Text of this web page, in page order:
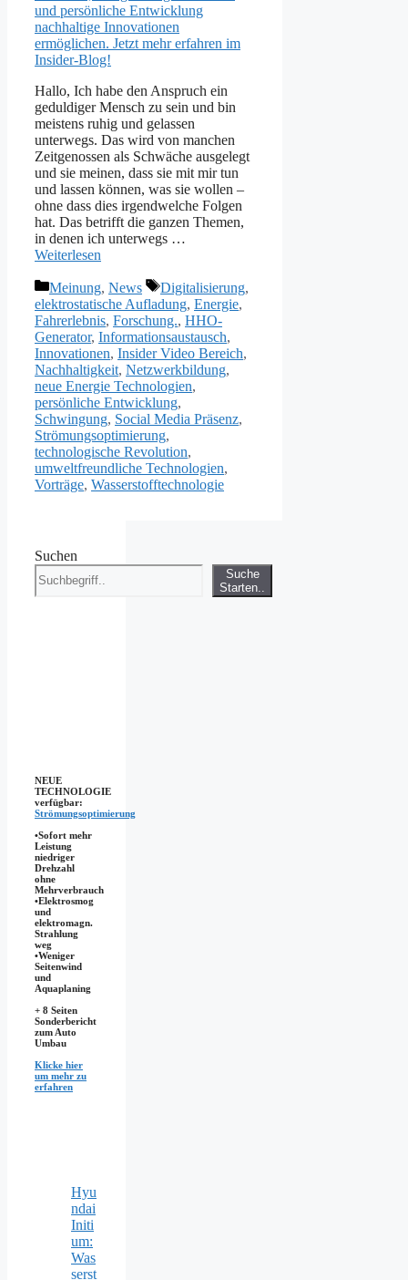
Hallo, Ich habe den Anspruch ein
geduldiger Mensch zu sein und bin
meistens ruhig und gelassen
unterwegs. Das wird von manchen
Zeitgenossen als Schwäche ausgelegt
und sie meinen, dass sie mit mir tun
und lassen können, was sie wollen –
ohne dass dies irgendwelche Folgen
hat. Das betrifft die ganzen Themen,
in denen ich unterwegs …
Weiterlesen
Kategorien
Meinung, News Schlagwörter
Digitalisierung,
elektrostatische Aufladung, Energie,
Fahrerlebnis, Forschung., HHO-
Generator, Informationsaustausch,
Innovationen, Insider Video Bereich,
Nachhaltigkeit, Netzwerkbildung,
neue Energie Technologien,
persönliche Entwicklung,
Schwingung, Social Media Präsenz,
Strömungsoptimierung,
technologische Revolution,
umweltfreundliche Technologien,
Vorträge, Wasserstofftechnologie
Suchen
Suche
Starten..
NEUE
TECHNOLOGIE
verfügbar:
Strömungsoptimierung
•Sofort mehr
Leistung
niedriger
Drehzahl
ohne
Mehrverbrauch
•Elektrosmog
und
elektromagn.
Strahlung
weg
•​Weniger
Seitenwind
und
Aquaplaning
+ 8 Seiten
Sonderbericht
zum Auto
Umbau
Klicke hier
um mehr zu
erfahren
Hyu
ndai
Initi
um:
Was
serst